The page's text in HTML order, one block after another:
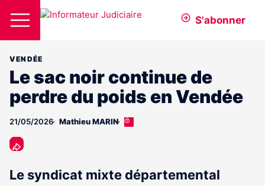
S'abonner
VENDÉE
Le sac noir continue de
perdre du poids en Vendée
21/05/2026 Mathieu MARIN
Cet
abonnés
Le syndicat mixte départemental